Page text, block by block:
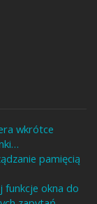
wkrótce
pamięcią
funkcje okna do